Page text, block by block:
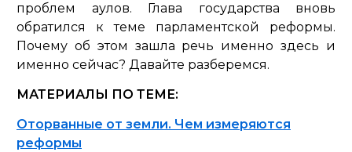
проблем аулов. Глава государства вновь
обратился к теме парламентской реформы.
Почему об этом зашла речь именно здесь и
именно сейчас? Давайте разберемся.
МАТЕРИАЛЫ ПО ТЕМЕ:
Оторванные от земли. Чем измеряются
реформы